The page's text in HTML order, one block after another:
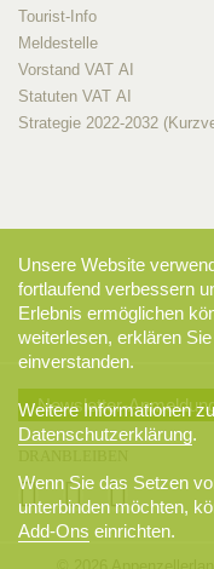
Tourist-Info
Meldestelle
Vorstand VAT AI
Statuten VAT AI
Strategie 2022-2032
Newsletter-
Unsere Website
fortlaufend verbessern
Erlebnis ermöglichen
weiterlesen, erklären
einverstanden.
Weitere Informationen
Datenschutzerklärung.
Wenn Sie das Setzen
unterbinden möchten,
Add-Ons einrichten.